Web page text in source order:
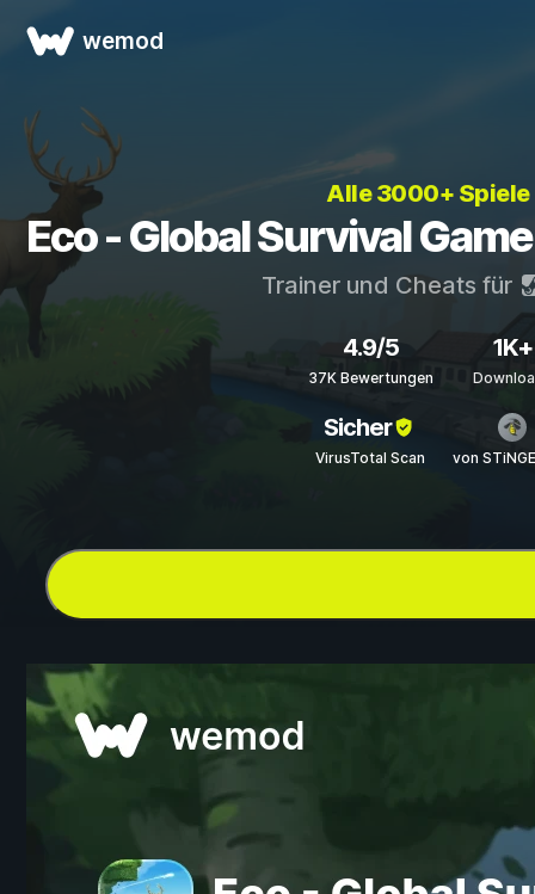
wemod
Alle 3000+
Eco - Global Survival
Trainer und Cheats für
4.9/5
37K Bewertungen
1K+
Sicher
VirusTotal Scan von